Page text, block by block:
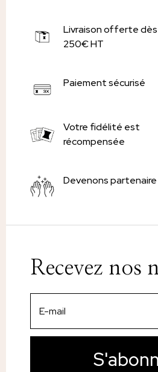
Livraison offerte dès
250€ HT
Paiement sécurisé
Votre fidélité est
récompensée
Devenons partenaire
Recevez nos